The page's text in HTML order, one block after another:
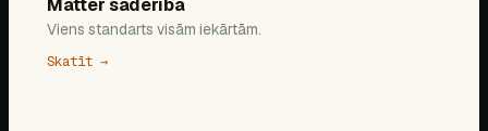
Matter saderība
Viens standarts visām iekārtām.
Skatīt →